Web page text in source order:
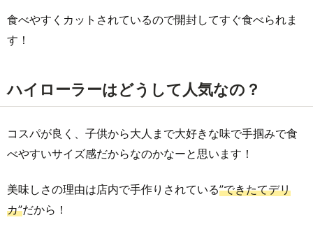
食べやすくカットされているので開封してすぐ食べられま
す！
ハイローラーはどうして人気なの？
コスパが良く、子供から大人まで大好きな味で手掴みで食
べやすいサイズ感だからなのかなーと思います！
美味しさの理由は店内で手作りされている”できたてデリ
カ”だから！